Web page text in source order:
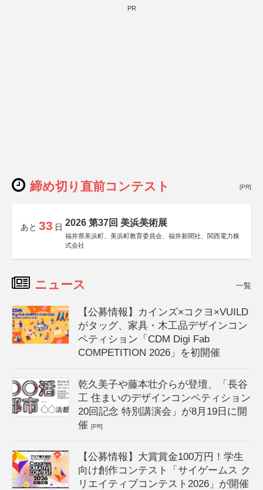
PR
締め切り直前コンテスト [PR]
あと 33 日 2026 第37回 美浜美術展
福井県美浜町、美浜町教育委員会、福井新聞社、関西電力株
式会社
ニュース 一覧
【公募情報】カインズ×コクヨ×VUILD
がタッグ、家具・木工品デザインコン
ペティション「CDM Digi Fab
COMPETITION 2026」を初開催
乾久美子や藤本壮介らが登壇、「長谷
工 住まいのデザインコンペティション
20回記念 特別講演会」が8月19日に開
催[PR]
【公募情報】大賞賞金100万円！学生
向け創作コンテスト「サイゲームス ク
リエイティブコンテスト2026」が開催